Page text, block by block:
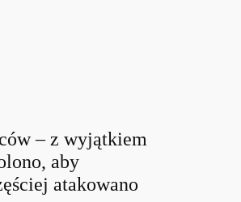
– z wyjątkiem
aby
atakowano